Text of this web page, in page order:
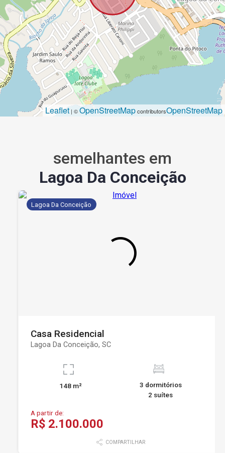
Leaflet | ©OpenStreetMapcontributorsOpenStreetMap
semelhantes em
Lagoa Da Conceição
Lagoa Da Conceição
Casa Residencial
Lagoa Da Conceição, SC
148 m²
3 dormitórios
2 suítes
A partir de:
R$ 2.100.000
COMPARTILHAR